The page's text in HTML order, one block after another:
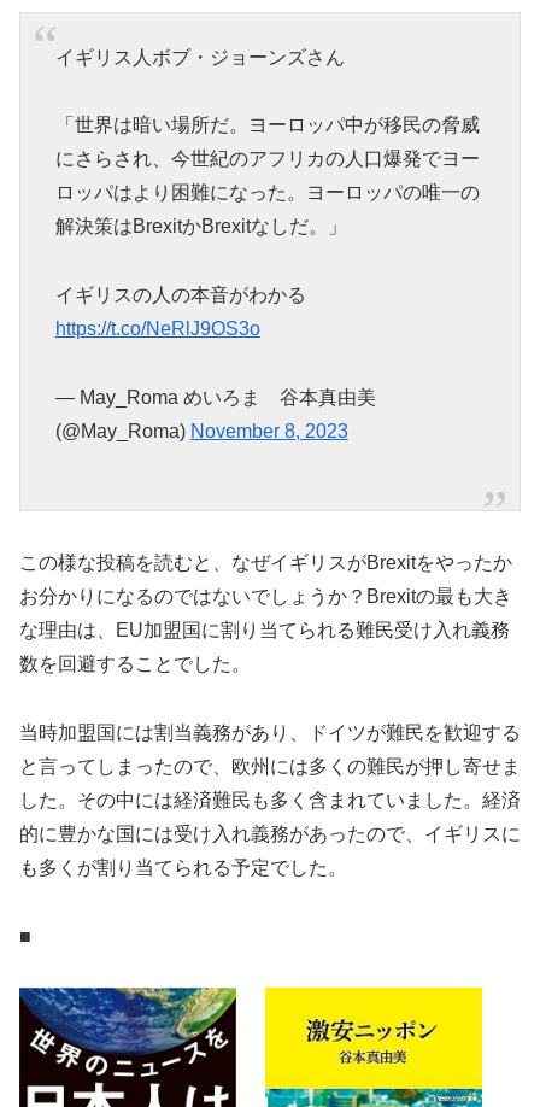
イギリス人ボブ・ジョーンズさん
「世界は暗い場所だ。ヨーロッパ中が移民の脅威
にさらされ、今世紀のアフリカの人口爆発でヨー
ロッパはより困難になった。ヨーロッパの唯一の
解決策はBrexitかBrexitなしだ。」
イギリスの人の本音がわかる
https://t.co/NeRlJ9OS3o
— May_Roma めいろま 谷本真由美
(@May_Roma) November 8, 2023
この様な投稿を読むと、なぜイギリスがBrexitをやったか
お分かりになるのではないでしょうか？Brexitの最も大き
な理由は、EU加盟国に割り当てられる難民受け入れ義務
数を回避することでした。
当時加盟国には割当義務があり、ドイツが難民を歓迎する
と言ってしまったので、欧州には多くの難民が押し寄せま
した。その中には経済難民も多く含まれていました。経済
的に豊かな国には受け入れ義務があったので、イギリスに
も多くが割り当てられる予定でした。
■